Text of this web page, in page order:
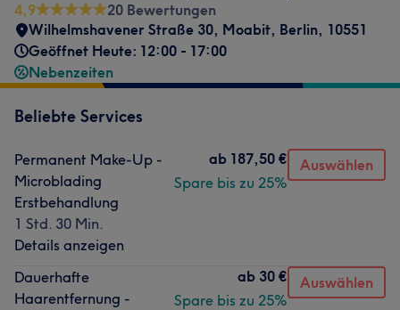
4,9
20 Bewertungen
Wilhelmshavener Straße 30, Moabit, Berlin, 10551
Geöffnet Heute: 12:00 - 17:00
Nebenzeiten
Beliebte Services
Permanent Make-Up -
Microblading
Erstbehandlung
1 Std. 30 Min.
Details anzeigen
ab 187,50 €
Spare bis zu 25%
Auswählen
Dauerhafte
Haarentfernung -
ab 30 €
Spare bis zu 25%
Auswählen